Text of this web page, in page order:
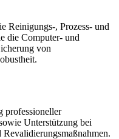
Reinigungs-, Prozess- und
die Computer- und
von
professioneller
Unterstützung bei